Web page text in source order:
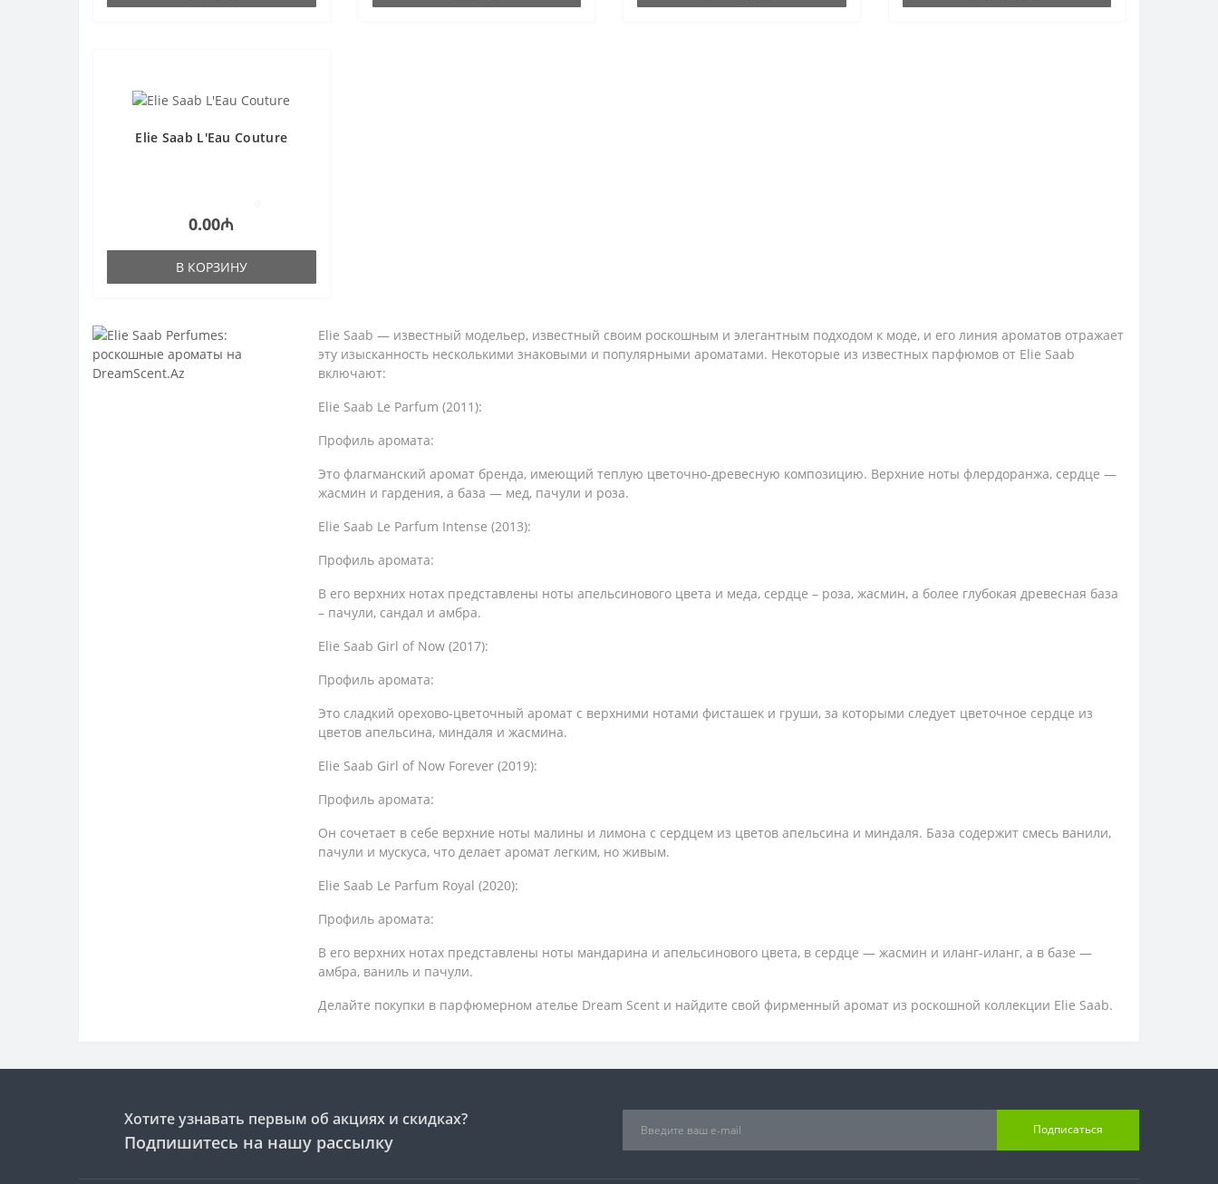
Elie Saab L'Eau Couture
0.00₼
В КОРЗИНУ
Elie Saab — известный модельер, известный своим роскошным и элегантным подходом к моде, и его линия ароматов отражает
эту изысканность несколькими знаковыми и популярными ароматами. Некоторые из известных парфюмов от Elie Saab
включают:
Elie Saab Le Parfum (2011):
Профиль аромата:
Это флагманский аромат бренда, имеющий теплую цветочно-древесную композицию. Верхние ноты флердоранжа, сердце —
жасмин и гардения, а база — мед, пачули и роза.
Elie Saab Le Parfum Intense (2013):
Профиль аромата:
В его верхних нотах представлены ноты апельсинового цвета и меда, сердце – роза, жасмин, а более глубокая древесная база
– пачули, сандал и амбра.
Elie Saab Girl of Now (2017):
Профиль аромата:
Это сладкий орехово-цветочный аромат с верхними нотами фисташек и груши, за которыми следует цветочное сердце из
цветов апельсина, миндаля и жасмина.
Elie Saab Girl of Now Forever (2019):
Профиль аромата:
Он сочетает в себе верхние ноты малины и лимона с сердцем из цветов апельсина и миндаля. База содержит смесь ванили,
пачули и мускуса, что делает аромат легким, но живым.
Elie Saab Le Parfum Royal (2020):
Профиль аромата:
В его верхних нотах представлены ноты мандарина и апельсинового цвета, в сердце — жасмин и иланг-иланг, а в базе —
амбра, ваниль и пачули.
Делайте покупки в парфюмерном ателье Dream Scent и найдите свой фирменный аромат из роскошной коллекции Elie Saab.
Хотите узнавать первым об акциях и скидках?
Подпишитесь на нашу рассылку
Подписаться